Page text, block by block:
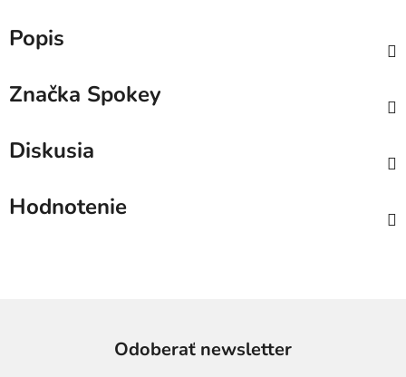
Popis
Značka Spokey
Diskusia
Hodnotenie
Odoberať newsletter